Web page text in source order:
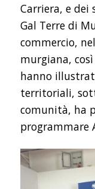
Carriera, e dei
Gal Terre di
commercio,
murgiana,
hanno
territoriali,
comunità, ha
programmare